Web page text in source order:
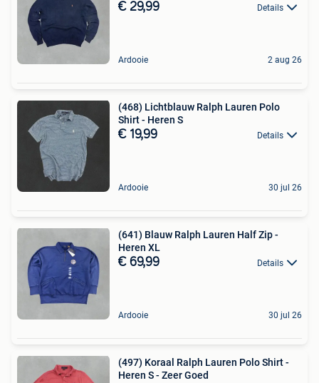
€ 29,99 Details
Ardooie 2 aug 26
(468) Lichtblauw Ralph Lauren Polo
Shirt - Heren S
€ 19,99 Details
Ardooie 30 jul 26
(641) Blauw Ralph Lauren Half Zip -
Heren XL
€ 69,99 Details
Ardooie 30 jul 26
(497) Koraal Ralph Lauren Polo Shirt -
Heren S - Zeer Goed